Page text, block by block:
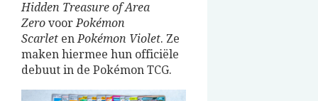
Hidden Treasure of Area
Zero voorPokémon
Scarlet enPokémon Violet. Ze
maken hiermee hun officiële
debuut in de Pokémon TCG.